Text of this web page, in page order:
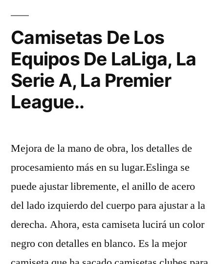
Camisetas De Los
Equipos De LaLiga, La
Serie A, La Premier
League..
Mejora de la mano de obra, los detalles de
procesamiento más en su lugar.Eslinga se
puede ajustar libremente, el anillo de acero
del lado izquierdo del cuerpo para ajustar a la
derecha. Ahora, esta camiseta lucirá un color
negro con detalles en blanco. Es la mejor